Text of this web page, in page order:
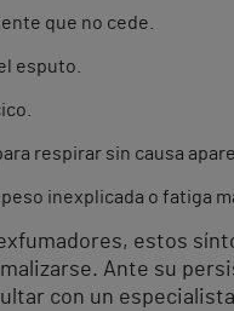
que no cede.
esputo.
respirar sin causa
inexplicada o fatiga
estos
Ante su
con un